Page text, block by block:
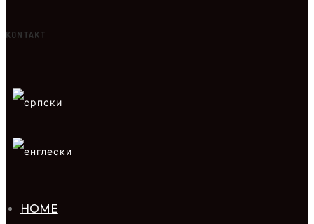
KONTAKT
HOME